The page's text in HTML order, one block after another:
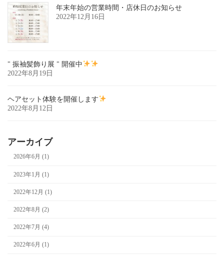
年末年始の営業時間・店休日のお知らせ
2022年12月16日
" 振袖髪飾り展 " 開催中
2022年8月19日
ヘアセット体験を開催します
2022年8月12日
アーカイブ
2026年6月 (1)
2023年1月 (1)
2022年12月 (1)
2022年8月 (2)
2022年7月 (4)
2022年6月 (1)